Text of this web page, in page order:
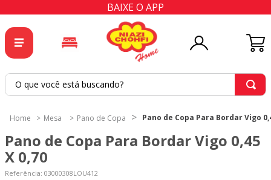
BAIXE O APP
O que você está buscando?
Mesa Pano de Copa Pano de Copa Para Bordar Vigo
Pano de Copa Para Bordar Vigo 0,45
X 0,70
Referência: 03000308LOU412
2º
tapete
cortina